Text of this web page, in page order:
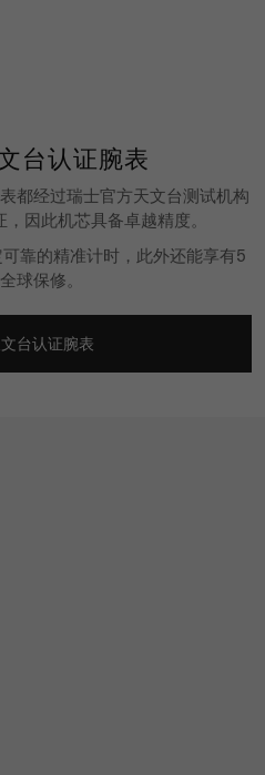
台认证腕表
都经过瑞士官方天文台测试机构
因此机芯具备卓越精度。
靠的精准计时，此外还能享有5
球保修。
台认证腕表